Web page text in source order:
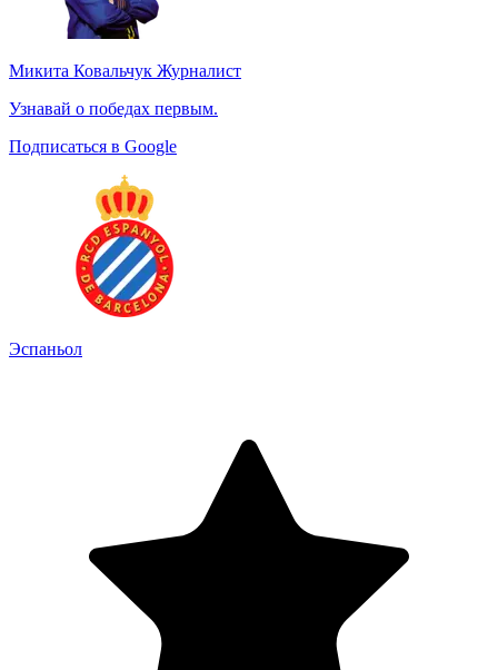
Микита Ковальчук Журналист
Узнавай о победах первым.
Подписаться в Google
Эспаньол